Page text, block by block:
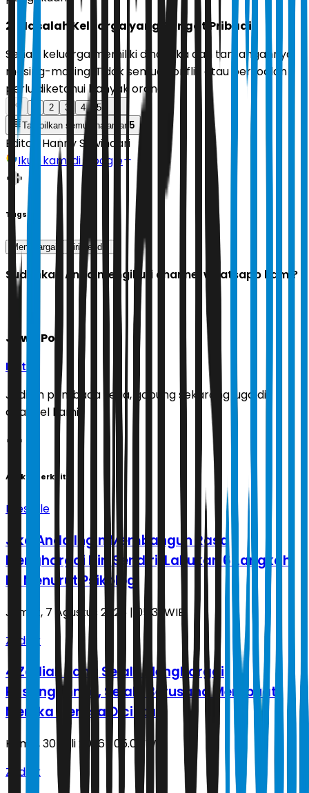
2. Masalah Keluarga yang Sangat Pribadi
Setiap keluarga memiliki dinamika dan tantangannya
masing-masing. Tidak semua konflik atau persoalan
perlu diketahui banyak orang.
2 3 4
5
Tampilkan semua halaman 5
Editor: Hanny Suwindari
Ikuti kami di Google
Tags
Menghargai diri sendiri
Sudahkah Anda mengikuti channel whatsapp kami?
Jawa Pos
Ikuti
Jadilah pembaca setia, gabung sekarang juga di
channel kami!
Artikel Terkait
Lifestyle
Jika Anda Ingin Membangun Rasa
Menghargai Diri Sendiri, Lakukan 6 Langkah
Ini Menurut Psikologi
Jumat, 7 Agustus 2026 | 05.31 WIB
Zodiak
4 Zodiak yang Selalu Menghargai
Pasangannya, Selalu Berusaha Membuat
Mereka Merasa Dicintai
Kamis, 30 Juli 2026 | 05.09 WIB
Zodiak